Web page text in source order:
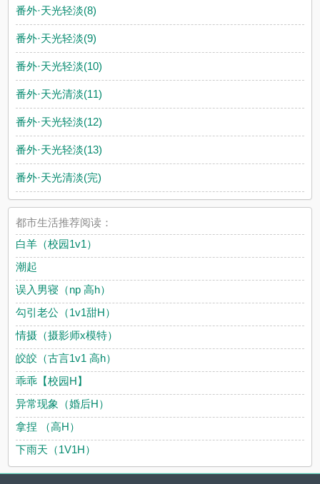
番外·天光轻淡(8)
番外·天光轻淡(9)
番外·天光轻淡(10)
番外·天光清淡(11)
番外·天光轻淡(12)
番外·天光轻淡(13)
番外·天光清淡(完)
都市生活推荐阅读：
白羊（校园1v1）
潮起
误入男寝（np 高h）
勾引老公（1v1甜H）
情摄（摄影师x模特）
皎皎（古言1v1 高h）
乖乖【校园H】
异常现象（婚后H）
拿捏 （高H）
下雨天（1V1H）